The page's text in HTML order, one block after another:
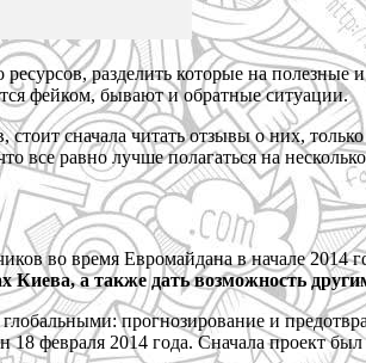
разделить которые на
фейком, бывают и обратные ситуации.
стоит сначала читать отзывы о них,
все равно лучше полагаться на
во время Евромайдана в начале 2014
а также дать возможность
прогнозирование и
февраля 2014 года. Сначала проект